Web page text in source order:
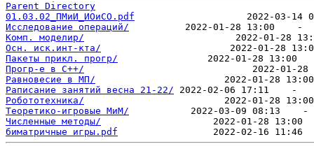
Parent Directory
01.03.02_ПМиИ_ИОиСО.pdf
Исследование операций/
Комп. моделир/
Осн. иск.инт-кта/
Пакеты прикл. прогр/
Прогр-е в С++/
Равновесие в МП/
Раписание занятий весна 21-22/
Робототехника/
Теоретико-игровые МиМ/
Численные методы/
биматричные игры.pdf